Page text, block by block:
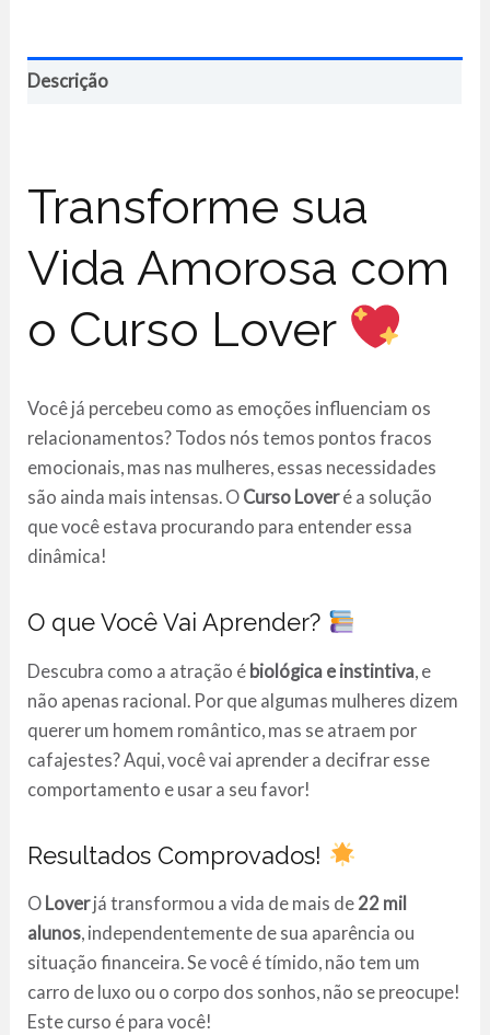
Descrição
Transforme sua
Vida Amorosa com
o Curso Lover
Você já percebeu como as emoções influenciam os
relacionamentos? Todos nós temos pontos fracos
emocionais, mas nas mulheres, essas necessidades
são ainda mais intensas. O Curso Loveré a solução
que você estava procurando para entender essa
dinâmica!
O que Você Vai Aprender?
Descubra como a atração é biológica e instintiva , e
não apenas racional. Por que algumas mulheres dizem
querer um homem romântico, mas se atraem por
cafajestes? Aqui, você vai aprender a decifrar esse
comportamento e usar a seu favor!
Resultados Comprovados!
O Loverjá transformou a vida de mais de 22 mil
alunos, independentemente de sua aparência ou
situação financeira. Se você é tímido, não tem um
carro de luxo ou o corpo dos sonhos, não se preocupe!
Este curso é para você!